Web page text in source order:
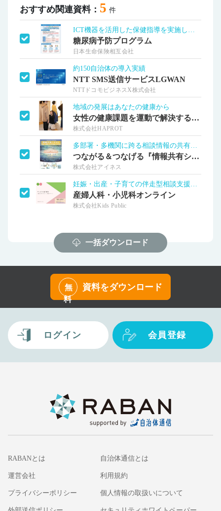
おすすめ関連資料： 5 件
ICT機器を活用した保健指導を実施します
糖尿病予防プログラム
日本生命保険相互会社
約150自治体の導入実績
NTT SMS送信サービスLGWAN
NTTドコモビジネスX株式会社
地域の発展はあなたの健康から
女性の健康課題を運動で解決する理学療法士
株式会社HAPROT
多部署・多機関に跨る相談情報の共有を実現
つながる＆つなげる『情報共有システム』
株式会社アイネス
妊娠・出産・子育ての伴走型相談支援を実現
産婦人科・小児科オンライン
株式会社Kids Public
一括ダウンロード
無
料
資料をダウンロード
ログイン 会員登録
RABANとは 自治体通信とは
運営会社 利用規約
プライバシーポリシー 個人情報の取扱いについて